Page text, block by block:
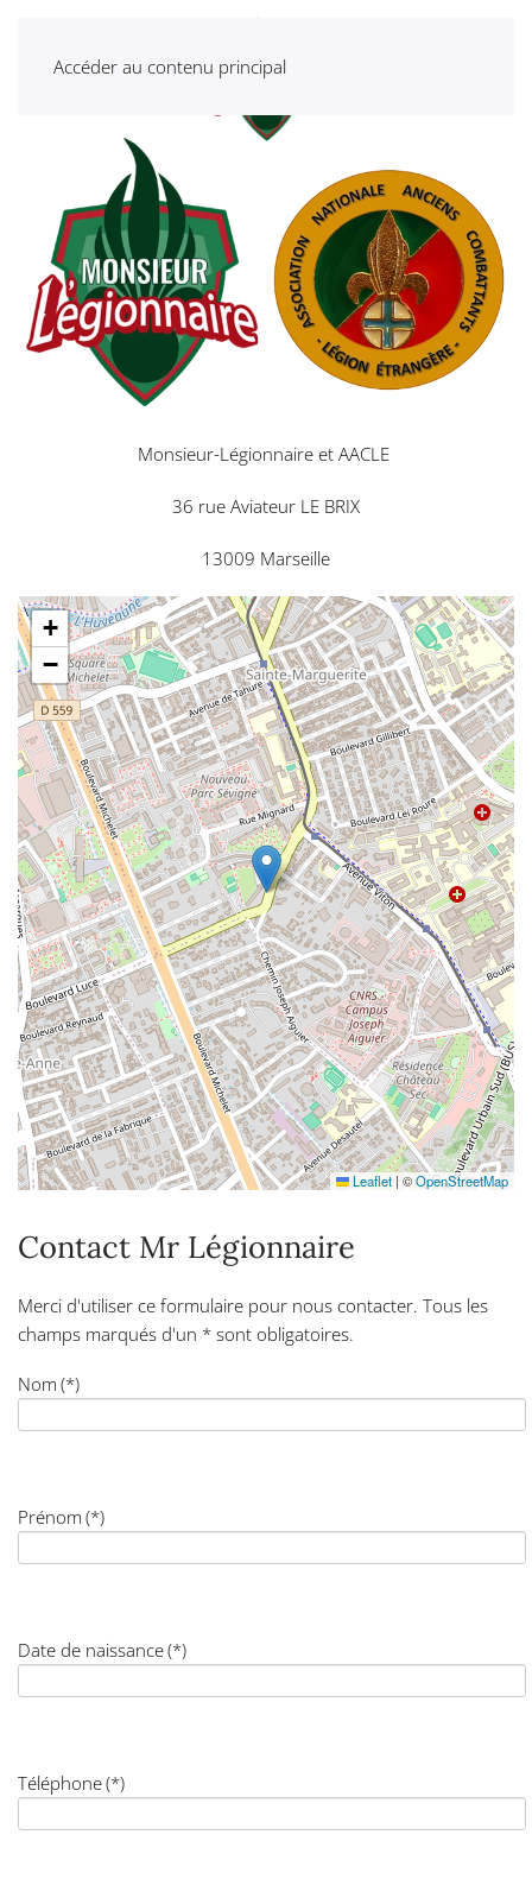
Accéder au contenu principal
Monsieur-Légionnaire et AACLE
36 rue Aviateur LE BRIX
13009 Marseille
+
−
Leaflet | ©OpenStreetMap
Contact Mr Légionnaire
Merci d'utiliser ce formulaire pour nous contacter. Tous les
champs marqués d'un * sont obligatoires.
Nom (*)
Prénom (*)
Date de naissance(*)
Téléphone(*)